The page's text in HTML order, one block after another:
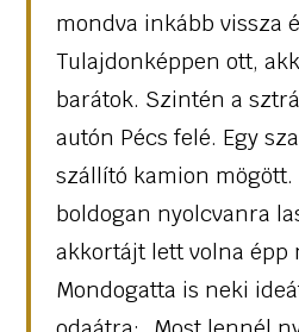
mondva inkább vissza
Tulajdonképpen ott,
barátok. Szintén a
autón Pécs felé. Egy
szállító kamion mögött.
boldogan nyolcvanra
akkortájt lett volna épp
Mondogatta is neki